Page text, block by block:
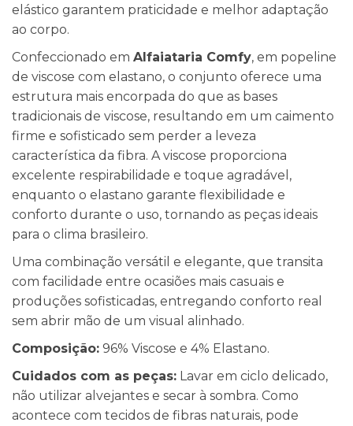
elástico garantem praticidade e melhor adaptação
ao corpo.
Confeccionado em Alfaiataria Comfy, em popeline
de viscose com elastano, o conjunto oferece uma
estrutura mais encorpada do que as bases
tradicionais de viscose, resultando em um caimento
firme e sofisticado sem perder a leveza
característica da fibra. A viscose proporciona
excelente respirabilidade e toque agradável,
enquanto o elastano garante flexibilidade e
conforto durante o uso, tornando as peças ideais
para o clima brasileiro.
Uma combinação versátil e elegante, que transita
com facilidade entre ocasiões mais casuais e
produções sofisticadas, entregando conforto real
sem abrir mão de um visual alinhado.
Composição: 96% Viscose e 4% Elastano.
Cuidados com as peças: Lavar em ciclo delicado,
não utilizar alvejantes e secar à sombra. Como
acontece com tecidos de fibras naturais, pode